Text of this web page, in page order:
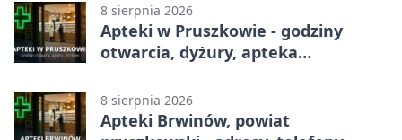
8 sierpnia 2026
Apteki w Pruszkowie - godziny
otwarcia, dyżury, apteka
8 sierpnia 2026
Apteki Brwinów, powiat